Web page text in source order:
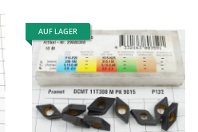
AUF LAGER